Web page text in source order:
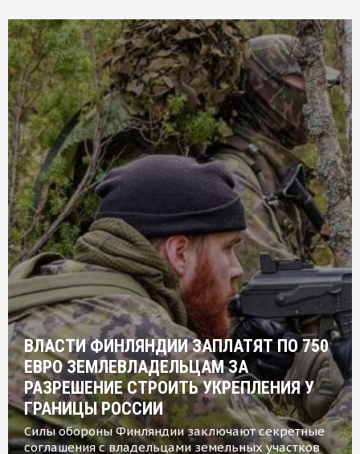
ВЛАСТИ ФИНЛЯНДИИ ЗАПЛАТЯТ ПО 750
ЕВРО ЗЕМЛЕВЛАДЕЛЬЦАМ ЗА
РАЗРЕШЕНИЕ СТРОИТЬ УКРЕПЛЕНИЯ У
ГРАНИЦЫ РОССИИ
Силы обороны Финляндии заключают секретные
соглашения с владельцами земельных участков